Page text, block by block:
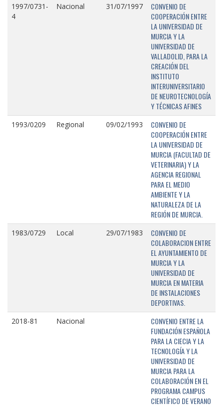
1997/0731-
4
Nacional 31/07/1997
CONVENIO DE
COOPERACIÓN ENTRE
LA UNIVERSIDAD DE
MURCIA Y LA
UNIVERSIDAD DE
VALLADOLID, PARA LA
CREACIÓN DEL
INSTITUTO
INTERUNIVERSITARIO
DE NEUROTECNOLOGÍA
Y TÉCNICAS AFINES
1993/0209 Regional 09/02/1993
CONVENIO DE
COOPERACIÓN ENTRE
LA UNIVERSIDAD DE
MURCIA (FACULTAD DE
VETERINARIA) Y LA
AGENCIA REGIONAL
PARA EL MEDIO
AMBIENTE Y LA
NATURALEZA DE LA
REGIÓN DE MURCIA.
1983/0729 Local 29/07/1983
CONVENIO DE
COLABORACION ENTRE
EL AYUNTAMIENTO DE
MURCIA Y LA
UNIVERSIDAD DE
MURCIA EN MATERIA
DE INSTALACIONES
DEPORTIVAS.
2018-81 Nacional
CONVENIO ENTRE LA
FUNDACIÓN ESPAÑOLA
PARA LA CIECIA Y LA
TECNOLOGÍA Y LA
UNIVERSIDAD DE
MURCIA PARA LA
COLABORACIÓN EN EL
PROGRAMA CAMPUS
CIENTÍFICO DE VERANO